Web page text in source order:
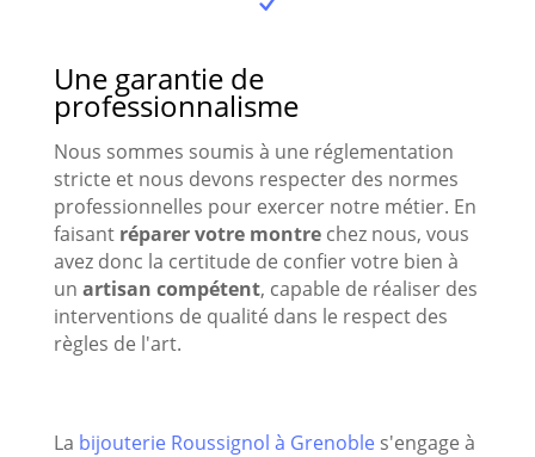
Une garantie de
professionnalisme
Nous sommes soumis à une réglementation
stricte et nous devons respecter des normes
professionnelles pour exercer notre métier. En
faisant réparer votre montrechez nous, vous
avez donc la certitude de confier votre bien à
un artisan compétent, capable de réaliser des
interventions de qualité dans le respect des
règles de l'art.
La bijouterie Roussignol à Grenobles'engage à